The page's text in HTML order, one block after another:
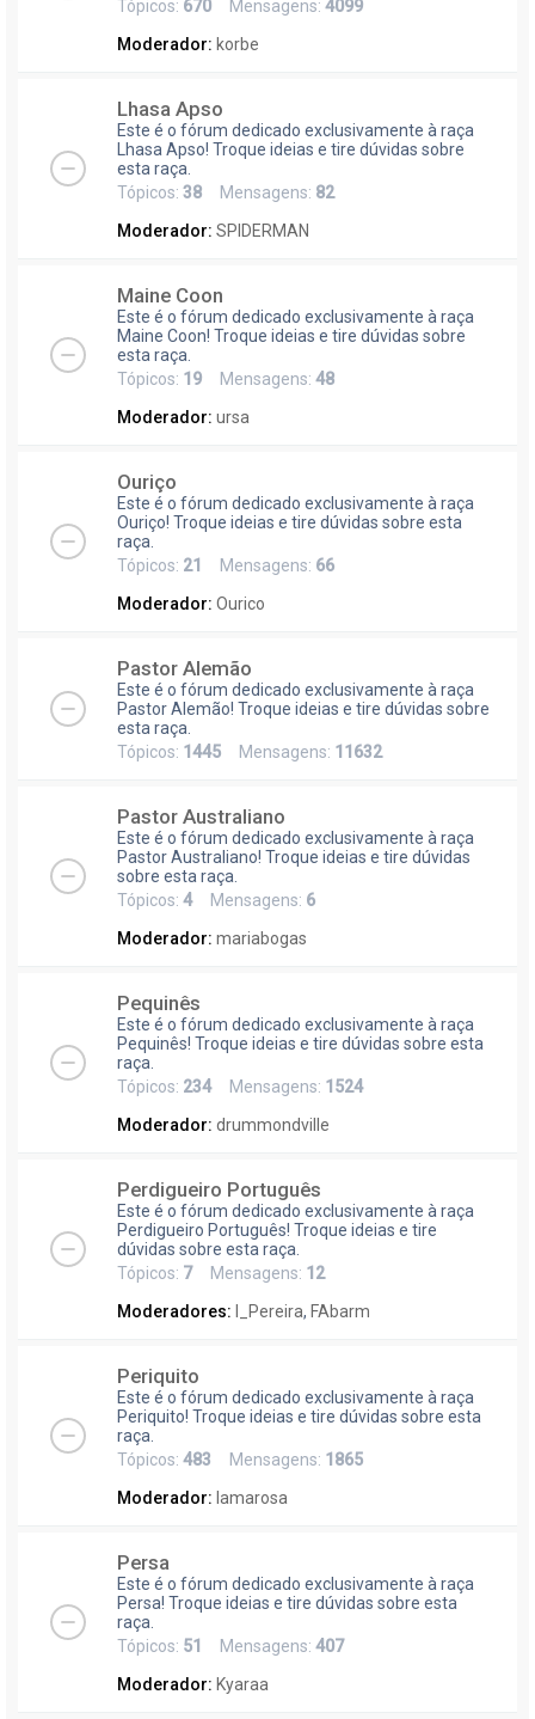
Tópicos: 670 Mensagens: 4099
Moderador: korbe
Lhasa Apso
Este é o fórum dedicado exclusivamente à raça
Lhasa Apso! Troque ideias e tire dúvidas sobre
esta raça.
Tópicos: 38 Mensagens: 82
Moderador: SPIDERMAN
Maine Coon
Este é o fórum dedicado exclusivamente à raça
Maine Coon! Troque ideias e tire dúvidas sobre
esta raça.
Tópicos: 19 Mensagens: 48
Moderador: ursa
Ouriço
Este é o fórum dedicado exclusivamente à raça
Ouriço! Troque ideias e tire dúvidas sobre esta
raça.
Tópicos: 21 Mensagens: 66
Moderador: Ourico
Pastor Alemão
Este é o fórum dedicado exclusivamente à raça
Pastor Alemão! Troque ideias e tire dúvidas sobre
esta raça.
Tópicos: 1445 Mensagens: 11632
Pastor Australiano
Este é o fórum dedicado exclusivamente à raça
Pastor Australiano! Troque ideias e tire dúvidas
sobre esta raça.
Tópicos: 4Mensagens: 6
Moderador: mariabogas
Pequinês
Este é o fórum dedicado exclusivamente à raça
Pequinês! Troque ideias e tire dúvidas sobre esta
raça.
Tópicos: 234Mensagens: 1524
Moderador: drummondville
Perdigueiro Português
Este é o fórum dedicado exclusivamente à raça
Perdigueiro Português! Troque ideias e tire
dúvidas sobre esta raça.
Tópicos: 7Mensagens: 12
Moderadores:
I_Pereira, FAbarm
Periquito
Este é o fórum dedicado exclusivamente à raça
Periquito! Troque ideias e tire dúvidas sobre esta
raça.
Tópicos: 483 Mensagens: 1865
Moderador: lamarosa
Persa
Este é o fórum dedicado exclusivamente à raça
Persa! Troque ideias e tire dúvidas sobre esta
raça.
Tópicos: 51 Mensagens: 407
Moderador: Kyaraa